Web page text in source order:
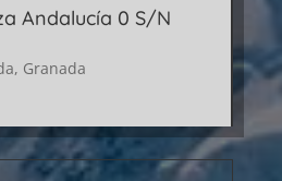
Andalucía 0 S/N
Granada